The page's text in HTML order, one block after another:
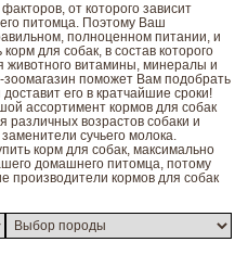
от которого зависит
питомца. Поэтому Ваш
полноценном питании, и
для собак, в состав которого
животного витамины, минералы и
поможет Вам подобрать
его в кратчайшие сроки!
ассортимент кормов для собак
различных возрастов собаки и
сучьего молока.
корм для собак, максимально
домашнего питомца, потому
производители кормов для собак